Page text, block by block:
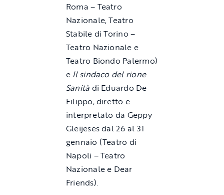
Roma – Teatro
Nazionale, Teatro
Stabile di Torino –
Teatro Nazionale e
Teatro Biondo Palermo)
e Il sindaco del rione
Sanità di Eduardo De
Filippo, diretto e
interpretato da Geppy
Gleijeses dal 26 al 31
gennaio (Teatro di
Napoli – Teatro
Nazionale e Dear
Friends).